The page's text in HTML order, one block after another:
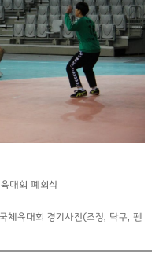
대회 폐회식
체육대회 경기사진(조정, 탁구, 펜